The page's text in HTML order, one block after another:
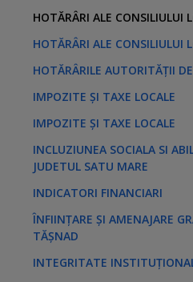
HOTĂRÂRI ALE CONSILIULUI
HOTĂRÂRI ALE CONSILIULUI
HOTĂRÂRILE AUTORITĂȚII
IMPOZITE ȘI TAXE LOCALE
IMPOZITE ȘI TAXE LOCALE
INCLUZIUNEA SOCIALA SI
JUDETUL SATU MARE
INDICATORI FINANCIARI
ÎNFIINȚARE ȘI AMENAJARE
TĂȘNAD
INTEGRITATE